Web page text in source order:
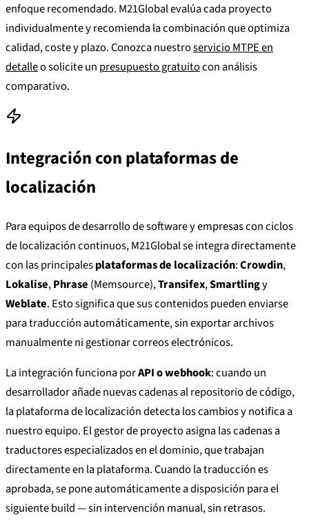
enfoque recomendado. M21Global evalúa cada proyecto
individualmente y recomienda la combinación que optimiza
calidad, coste y plazo. Conozca nuestroservicio MTPE en
detalleo solicite un presupuesto gratuitocon análisis
comparativo.
Integración con plataformas de
localización
Para equipos de desarrollo de software y empresas con ciclos
de localización continuos, M21Global se integra directamente
con las principalesplataformas de localización:Crowdin,
Lokalise,Phrase (Memsource),Transifex,Smartlingy
Weblate. Esto significa que sus contenidos pueden enviarse
para traducción automáticamente, sin exportar archivos
manualmente ni gestionar correos electrónicos.
La integración funciona porAPI o webhook: cuando un
desarrollador añade nuevas cadenas al repositorio de código,
la plataforma de localización detecta los cambios y notifica a
nuestro equipo. El gestor de proyecto asigna las cadenas a
traductores especializados en el dominio, que trabajan
directamente en la plataforma. Cuando la traducción es
aprobada, se pone automáticamente a disposición para el
siguiente build — sin intervención manual, sin retrasos.